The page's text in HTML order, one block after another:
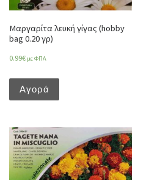
Μαργαρίτα λευκή γίγας (hobby
bag 0.20 γρ)
0.99€ με ΦΠΑ
Αγορά